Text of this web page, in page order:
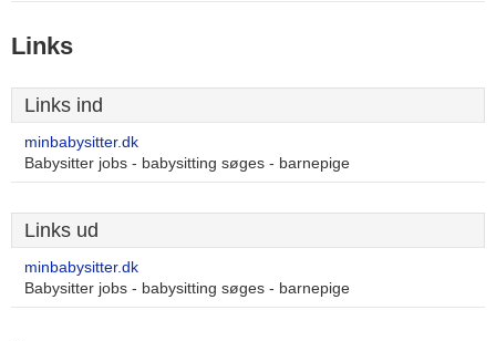
Links
Links ind
minbabysitter.dk
Babysitter jobs - babysitting søges - barnepige
Links ud
minbabysitter.dk
Babysitter jobs - babysitting søges - barnepige